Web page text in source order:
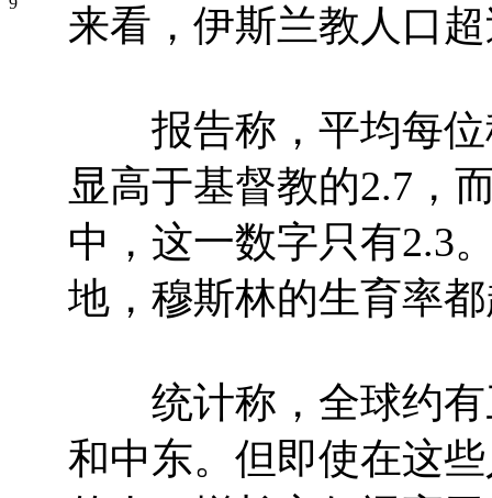
来看，伊斯兰教人口
报告称，平均每位
显高于基督教的2.7，
中，这一数字只有2.3
地，穆斯林的生育率
统计称，全球约有
和中东。但即使在这